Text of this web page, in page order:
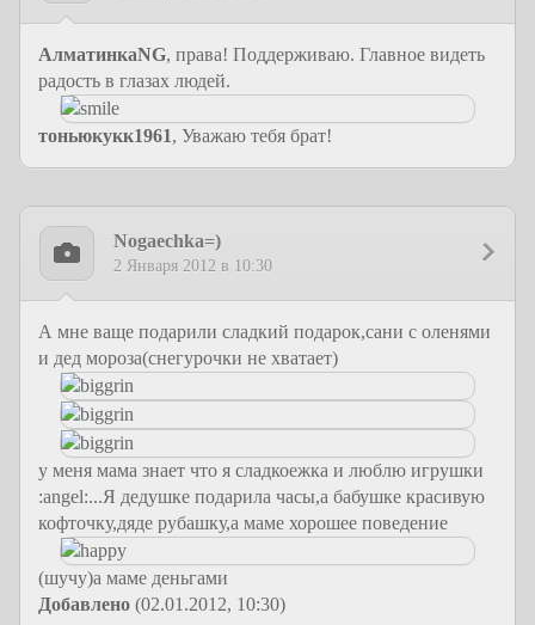
АлматинкаNG, права! Поддерживаю. Главное видеть
радость в глазах людей.
тоньюкукк1961, Уважаю тебя брат!
Nogaechka=)
2 Января 2012 в 10:30
А мне ваще подарили сладкий подарок,сани с оленями
и дед мороза(снегурочки не хватает)
у меня мама знает что я сладкоежка и люблю игрушки
:angel:...Я дедушке подарила часы,а бабушке красивую
кофточку,дяде рубашку,а маме хорошее поведение
(шучу)а маме деньгами
Добавлено (02.01.2012, 10:30)